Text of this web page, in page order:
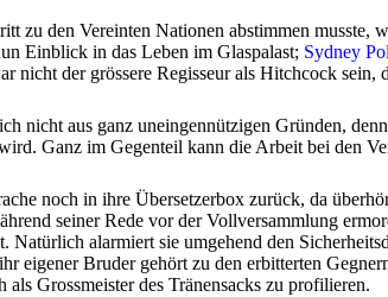
zu den Vereinten Nationen abstimmen
Einblick in das Leben im Glaspalast; Sydney
nicht der grössere Regisseur als Hitchcock
nicht aus ganz uneingennützigen Gründen,
Ganz im Gegenteil kann die Arbeit bei den
noch in ihre Übersetzerbox zurück, da
seiner Rede vor der Vollversammlung
Natürlich alarmiert sie umgehend den
eigener Bruder gehört zu den erbitterten
Grossmeister des Tränensacks zu profilieren.